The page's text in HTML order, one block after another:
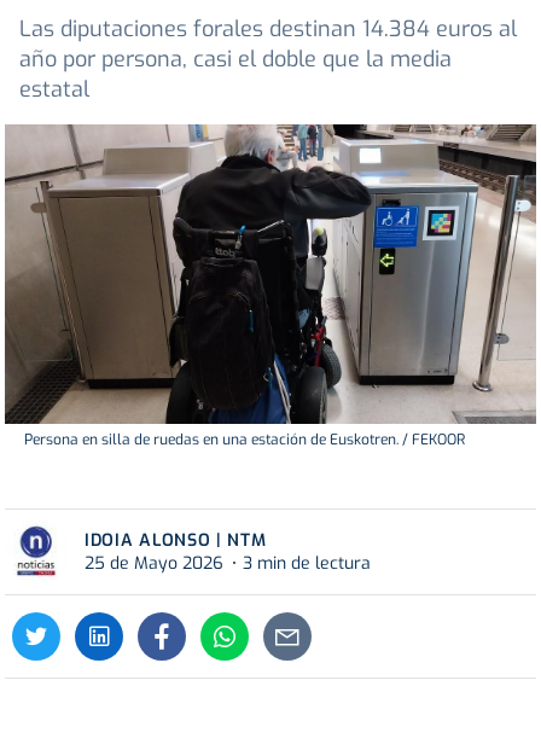
Las diputaciones forales destinan 14.384 euros al
año por persona, casi el doble que la media
estatal
Persona en silla de ruedas en una estación de Euskotren. / FEKOOR
IDOIA ALONSO | NTM
25 de Mayo 2026
3 min de lectura